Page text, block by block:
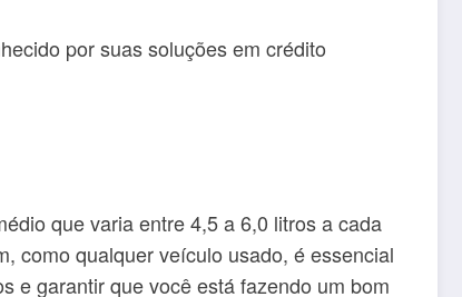
por suas soluções em crédito
que varia entre 4,5 a 6,0 litros a cada
como qualquer veículo usado, é essencial
e garantir que você está fazendo um bom